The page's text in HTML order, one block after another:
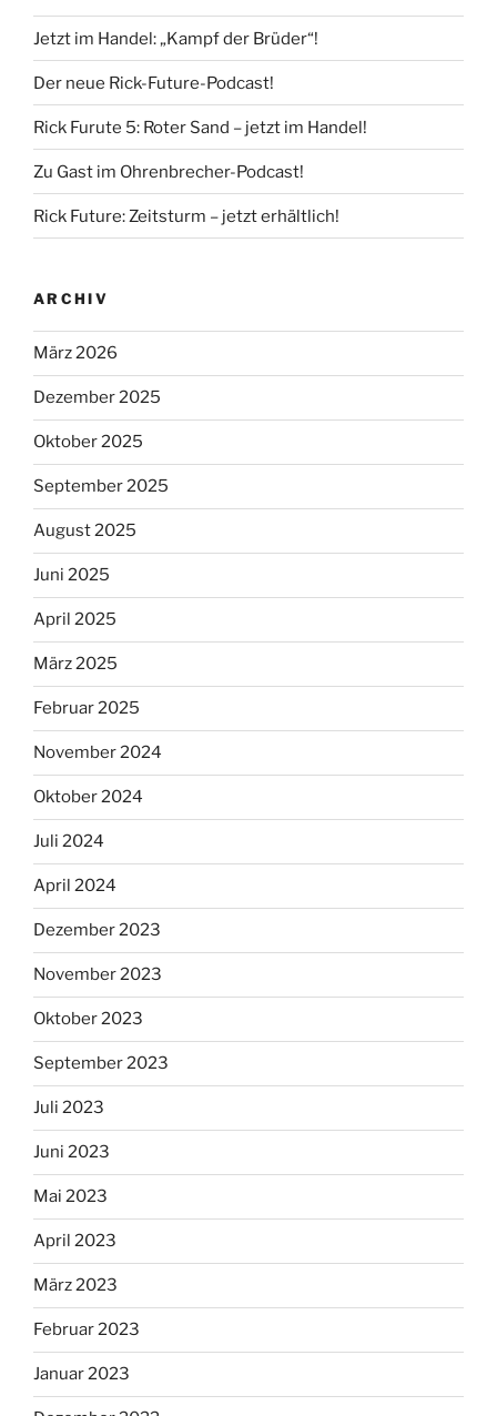
Jetzt im Handel: „Kampf der Brüder“!
Der neue Rick-Future-Podcast!
Rick Furute 5: Roter Sand – jetzt im Handel!
Zu Gast im Ohrenbrecher-Podcast!
Rick Future: Zeitsturm – jetzt erhältlich!
ARCHIV
März 2026
Dezember 2025
Oktober 2025
September 2025
August 2025
Juni 2025
April 2025
März 2025
Februar 2025
November 2024
Oktober 2024
Juli 2024
April 2024
Dezember 2023
November 2023
Oktober 2023
September 2023
Juli 2023
Juni 2023
Mai 2023
April 2023
März 2023
Februar 2023
Januar 2023